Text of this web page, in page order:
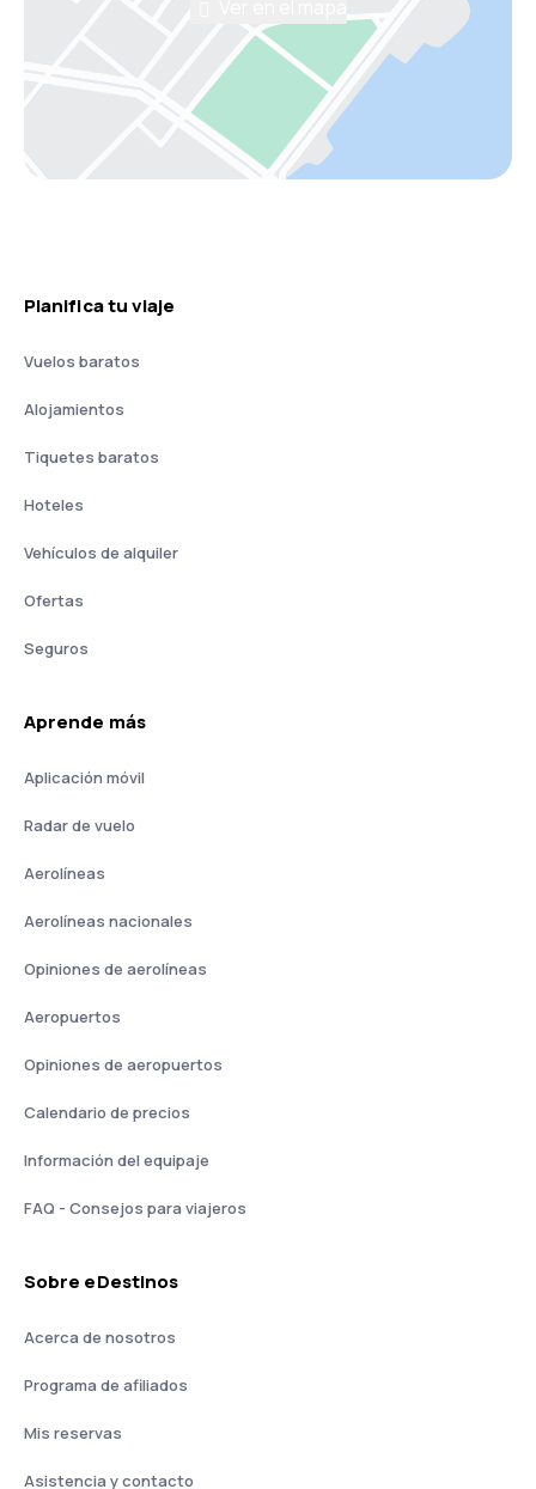
Planifica tu viaje
Vuelos baratos
Alojamientos
Tiquetes baratos
Hoteles
Vehículos de alquiler
Ofertas
Seguros
Aprende más
Aplicación móvil
Radar de vuelo
Aerolíneas
Aerolíneas nacionales
Opiniones de aerolíneas
Aeropuertos
Opiniones de aeropuertos
Calendario de precios
Información del equipaje
FAQ - Consejos para viajeros
Sobre eDestinos
Acerca de nosotros
Programa de afiliados
Mis reservas
Asistencia y contacto